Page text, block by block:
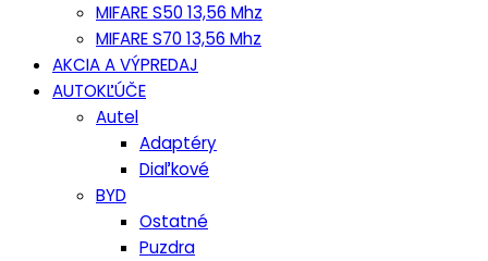
MIFARE S50 13,56 Mhz
MIFARE S70 13,56 Mhz
AKCIA A VÝPREDAJ
AUTOKĽÚČE
Autel
Adaptéry
Diaľkové
BYD
Ostatné
Puzdra